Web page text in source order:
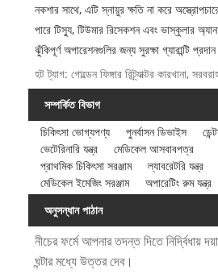
নকশার সাথে, এটি স্নায়ুর ক্ষতি না করে
পারে টিস্যু, টিউমার রিসেকশন এবং ভাস্কুলার
ঝুঁকিপূর্ণ অপারেশনগুলির জন্য সুরক্ষা গ্যারান্টি
হট ট্যাগ: গোল্ডেন ফিঙ্গার রিট্র্যাক্টর কারখানা,
সম্পর্কিত বিভাগ
চিকিৎসা ভোগ্যপণ্য
পুনর্বাসন ডিভাইস
ভেটেরিনারি যন্ত্র
মেডিকেল আসবাবপত্র
প্রাথমিক চিকিৎসা সরঞ্জাম
ল্যাবরেটরি যন্ত্র
মেডিকেল ইমেজিং সরঞ্জাম
অপারেটিং রুম যন্ত্র
অনুসন্ধান পাঠান
নীচের ফর্মে আপনার তদন্ত দিতে
ঘন্টার মধ্যে উত্তর দেব।